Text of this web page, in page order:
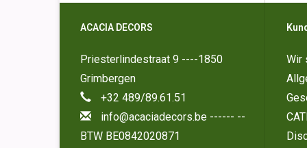
ACACIA DECORS
Priesterlindestraat 9 ----1850
Grimbergen
+32 489/89.61.51
info@acaciadecors.be ------ --
BTW BE0842020871
Wir